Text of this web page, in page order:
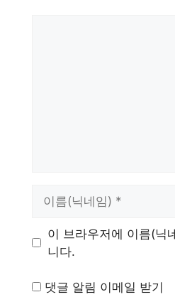
이 브라우저에 이름(닉
니다.
댓글 알림 이메일 받기